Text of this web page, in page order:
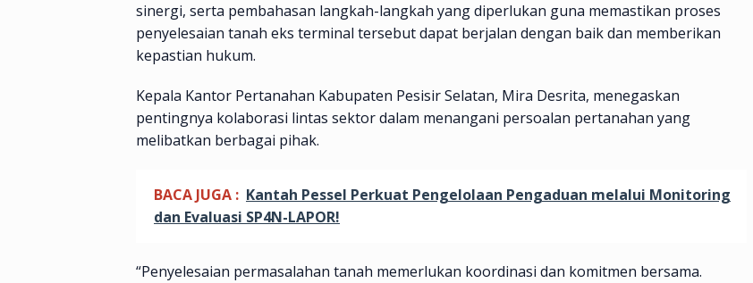
sinergi, serta pembahasan langkah-langkah yang diperlukan guna memastikan proses
penyelesaian tanah eks terminal tersebut dapat berjalan dengan baik dan memberikan
kepastian hukum.
Kepala Kantor Pertanahan Kabupaten Pesisir Selatan, Mira Desrita, menegaskan
pentingnya kolaborasi lintas sektor dalam menangani persoalan pertanahan yang
melibatkan berbagai pihak.
BACA JUGA : Kantah Pessel Perkuat Pengelolaan Pengaduan melalui Monitoring
dan Evaluasi SP4N-LAPOR!
“Penyelesaian permasalahan tanah memerlukan koordinasi dan komitmen bersama.